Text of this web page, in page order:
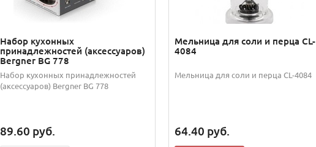
Набор кухонных
принадлежностей (аксессуаров)
Bergner BG 778
Набор кухонных принадлежностей
(аксессуаров) Bergner BG 778
89.60 руб.
Мельница для соли и перца CL-
4084
Мельница для соли и перца CL-4084
64.40 руб.